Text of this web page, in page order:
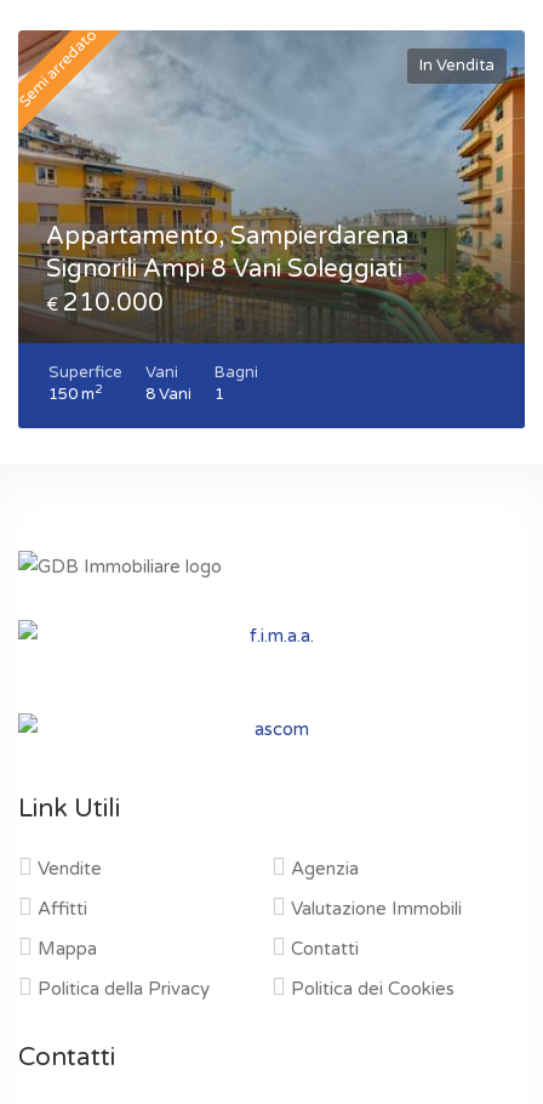
In Vendita
Appartamento, Sampierdarena
Signorili Ampi 8 Vani Soleggiati
€ 210.000
Superfice
150 m2
Vani
8 Vani
Bagni
1
Semi arredato
Link Utili
Vendite
Affitti
Mappa
Politica della Privacy
Agenzia
Valutazione Immobili
Contatti
Politica dei Cookies
Contatti